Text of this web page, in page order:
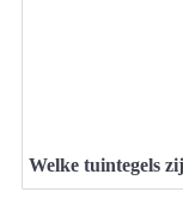
Welke tuintegels